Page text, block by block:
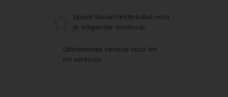
Spaar Neverlandkrediet voor
je volgende aankoop
Uitstekende service voor én
na verkoop